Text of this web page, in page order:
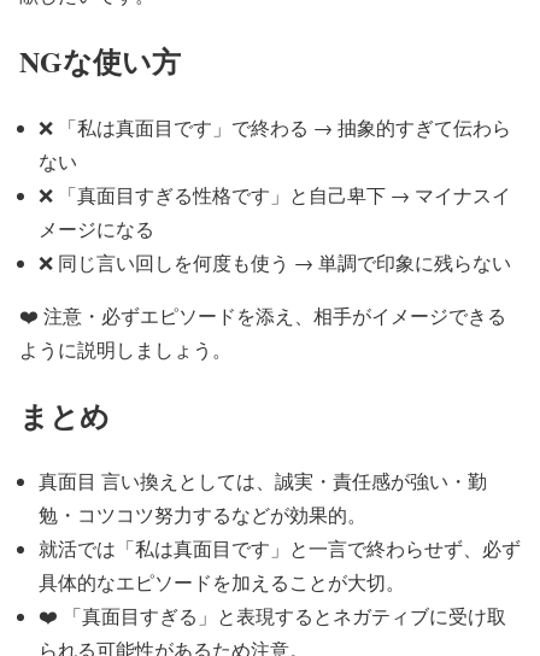
NGな使い方
❌ 「私は真面目です」で終わる → 抽象的すぎて伝わら
ない
❌ 「真面目すぎる性格です」と自己卑下 → マイナスイ
メージになる
❌ 同じ言い回しを何度も使う → 単調で印象に残らない
❤️‍ 注意・必ずエピソードを添え、相手がイメージできる
ように説明しましょう。
まとめ
真面目 言い換えとしては、誠実・責任感が強い・勤
勉・コツコツ努力するなどが効果的。
就活では「私は真面目です」と一言で終わらせず、必ず
具体的なエピソードを加えることが大切。
❤️‍ 「真面目すぎる」と表現するとネガティブに受け取
られる可能性があるため注意。